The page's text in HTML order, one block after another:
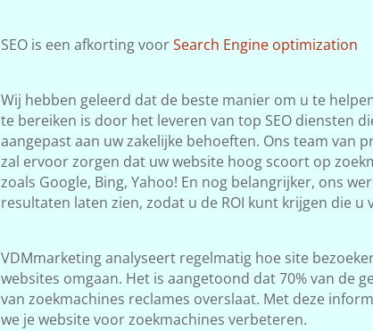
SEO is een afkorting voorSearch Engine optimization
Wij hebben geleerd dat de beste manier om u te
te bereiken is door het leveren van top SEO diensten
aangepast aan uw zakelijke behoeften. Ons team van
zal ervoor zorgen dat uw website hoog scoort op
zoals Google, Bing, Yahoo! En nog belangrijker, ons
resultaten laten zien, zodat u de ROI kunt krijgen die u
VDMmarketing analyseert regelmatig hoe site
websites omgaan. Het is aangetoond dat 70% van de
van zoekmachines reclames overslaat. Met deze
we je website voor zoekmachines verbeteren.